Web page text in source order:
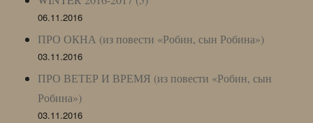
06.11.2016
ПРО ОКНА (из повести «Робин, сын Робина»)
03.11.2016
ПРО ВЕТЕР И ВРЕМЯ (из повести «Робин, сын
Робина»)
03.11.2016